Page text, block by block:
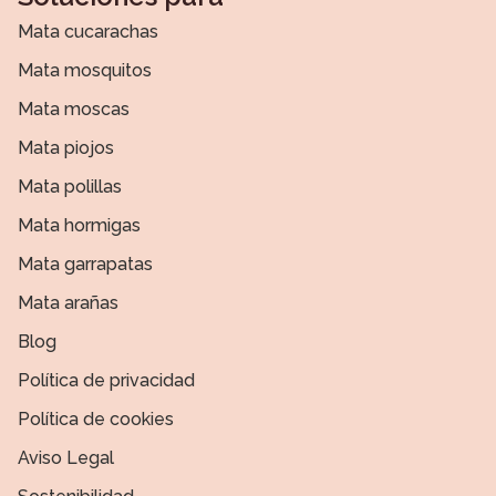
Mata cucarachas
Mata mosquitos
Mata moscas
Mata piojos
Mata polillas
Mata hormigas
Mata garrapatas
Mata arañas
Blog
Política de privacidad
Política de cookies
Aviso Legal